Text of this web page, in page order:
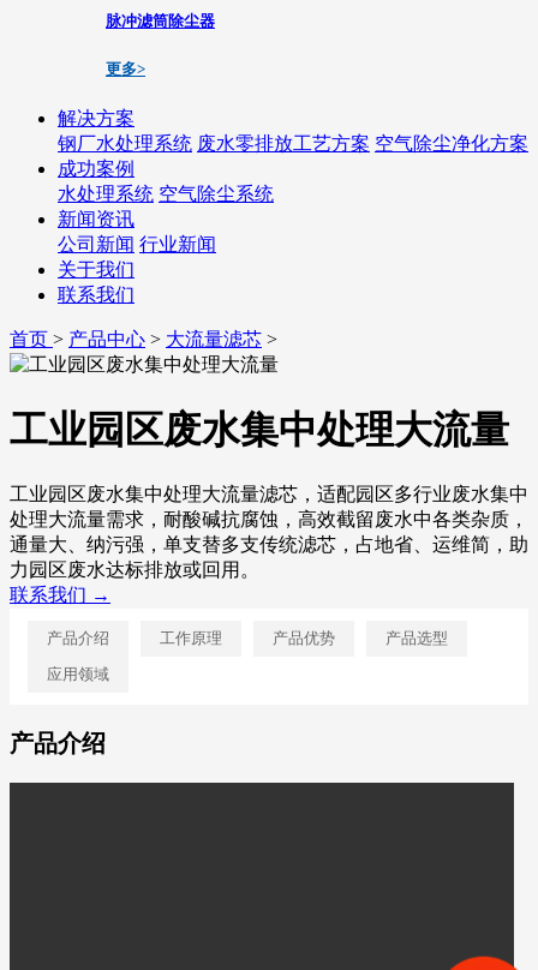
脉冲滤筒除尘器
更多>
解决方案
钢厂水处理系统 废水零排放工艺方案 空气除尘净化方案
成功案例
水处理系统 空气除尘系统
新闻资讯
公司新闻 行业新闻
关于我们
联系我们
首页 > 产品中心 > 大流量滤芯 >
工业园区废水集中处理大流量
工业园区废水集中处理大流量滤芯，适配园区多行业废水集中
处理大流量需求，耐酸碱抗腐蚀，高效截留废水中各类杂质，
通量大、纳污强，单支替多支传统滤芯，占地省、运维简，助
力园区废水达标排放或回用。
联系我们 →
产品介绍 工作原理 产品优势
产品选型
应用领域
产品介绍